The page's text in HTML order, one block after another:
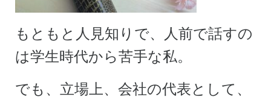
もともと人見知りで、人前で話すの
は学生時代から苦手な私。
でも、立場上、会社の代表として、